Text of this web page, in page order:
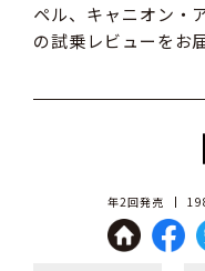
ペル、キャニオン・
の試乗レビューをお届
年2回発売